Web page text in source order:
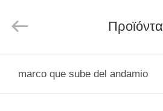
ΣΕΛΊΔΑ
Formwork
System
Προϊόντα
marco que sube del andamio